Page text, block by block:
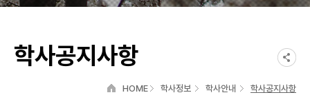
학사공지사항
HOME 학사정보 학사안내 학사공지사항